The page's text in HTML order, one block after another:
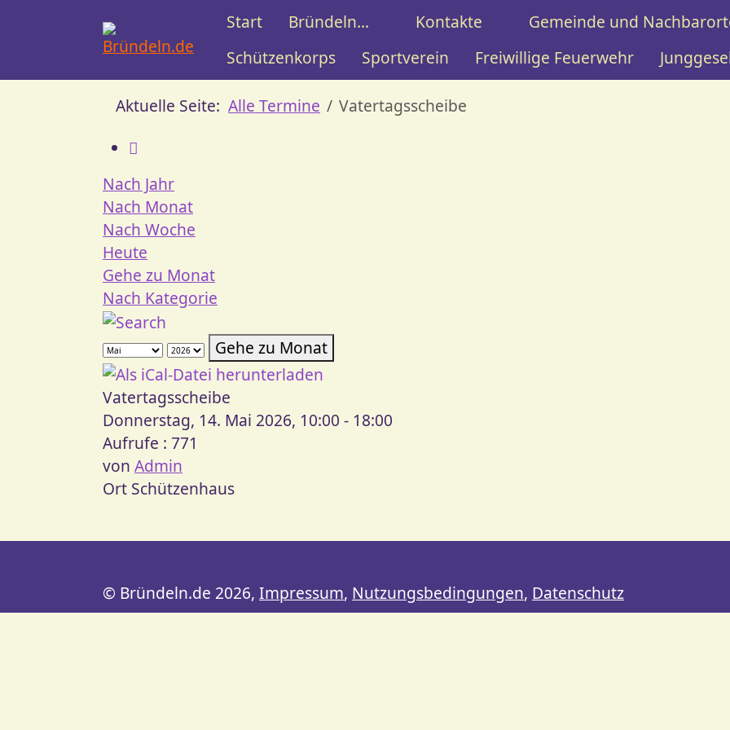
Start Bründeln... Kontakte
Gemeinde und
Schützenkorps
Sportverein Freiwillige Feuerwehr
Aktuelle Seite: Alle Termine Vatertagsscheibe
Nach Jahr
Nach Monat
Nach Woche
Heute
Gehe zu Monat
Nach Kategorie
Gehe zu Monat
Vatertagsscheibe
Donnerstag, 14. Mai 2026, 10:00 - 18:00
Aufrufe : 771
von Admin
Ort Schützenhaus
© Bründeln.de 2026, Impressum, Nutzungsbedingungen, Datenschutz